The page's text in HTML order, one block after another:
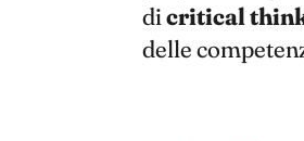
dicritical
delle